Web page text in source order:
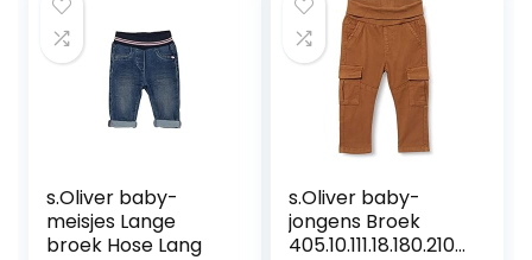
s.Oliver baby-
meisjes Lange
broek Hose Lang
s.Oliver baby-
jongens Broek
405.10.111.18.180.2107